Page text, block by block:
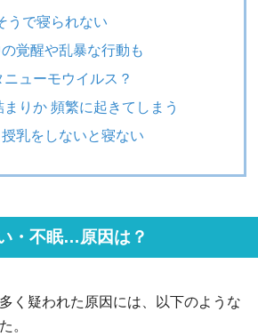
うで寝られない
覚醒や乱暴な行動も
ューモウイルス？
りか 頻繁に起きてしまう
乳をしないと寝ない
・不眠…原因は？
く疑われた原因には、以下のような
。